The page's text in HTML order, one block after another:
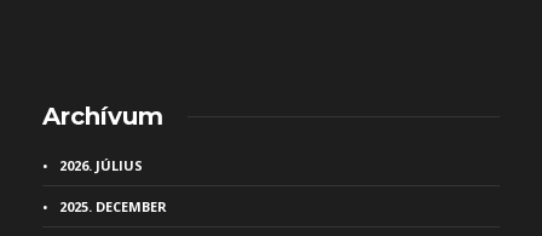
Archívum
2026. JÚLIUS
2025. DECEMBER